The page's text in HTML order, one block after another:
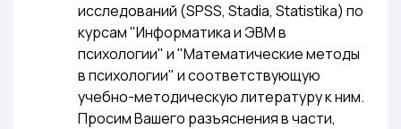
исследований (SPSS, Stadia, Statistika) по
курсам "Информатика и ЭВМ в
психологии" и "Математические методы
в психологии" и соответствующую
учебно-методическую литературу к ним.
Просим Вашего разъяснения в части,